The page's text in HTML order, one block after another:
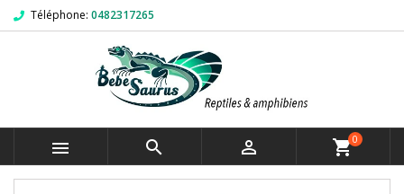
Téléphone: 0482317265
   shopping_cart0